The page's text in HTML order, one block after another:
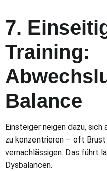
7.
Training:
Balance
Einsteiger neigen dazu,
zu konzentrieren – oft Brust
vernachlässigen. Das führt
Dysbalancen.